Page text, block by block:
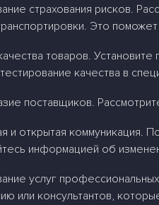
страхования рисков.
Это
товаров.
качества в
поставщиков.
и открытая коммуникация.
информацией об
услуг
или консультантов,